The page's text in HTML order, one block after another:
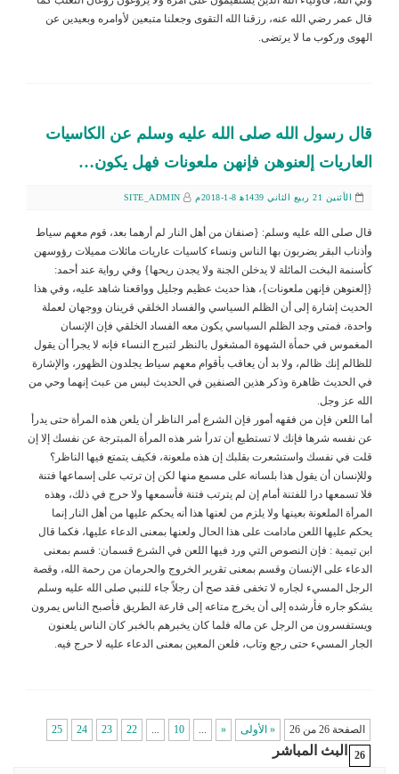
قال عمر رضي الله عنه، رزقنا الله التقوى وجعلنا متبعين لأوامره وبعيدين عن
الهوى وركوب ما لا يرتضى.
قال رسول الله صلى الله عليه وسلم عن الكاسيات
العاريات إلعنوهن فإنهن ملعونات فهل يكون…
الأثنين 21 ربيع الثاني 1439ﻫ 8-1-2018م SITE_ADMIN
قال صلى الله عليه وسلم: {صنفان من أهل النار لم أرهما بعد، قوم معهم سياط
وأذناب البقر يضربون بها الناس ونساء كاسيات عاريات مائلات مميلات رؤوسهن
كأسنمة البخت المائلة لا يدخلن الجنة ولا يجدن ريحها} وفي رواية عند أحمد:
{إلعنوهن فإنهن ملعونات}، هذا حديث عظيم وجليل وواقعنا شاهد عليه، وفي هذا
الحديث إشارة إلى أن الظلم السياسي والفساد الخلقي قرينان ووجهان لعملة
واحدة، فمتى وجد الظلم السياسي يكون معه الفساد الخلقي فإن الإنسان
المغموس في حمأة الشهوة المشغول بالنظر لتبرج النساء فإنه لا يجرأ أن يقول
للظالم إنك ظالم، ولا بد أن يعاقب بأقوام معهم سياط يجلدون الظهور، والإشارة
في الحديث ظاهرة وذكر هذين الصنفين في الحديث ليس من عبث إنهما وحي من
الله عز وجل.
أما اللعن فإن من فقهه أمور فإن الشرع أمر الناظر أن يلعن هذه المرأة حتى يدرأ
عن نفسه شرها فإنك لا تستطيع أن تدرأ شر هذه المرأة المبترجة عن نفسك إلا إن
قلت في نفسك واستشعرت بقلبك إن هذه ملعونة، فكيف يتمتع فيها الناظر؟
وللإنسان أن يقول هذا بلسانه على مسمع منها لكن إن ترتب على إسماعها فتنة
فلا تسمعها درا للفتنة أمام إن لم يترتب فتنة فأسمعها ولا حرج في ذلك، وهذه
المرأة الملعونة بعينها ولا يلزم من لعنها هذا أنه يحكم عليها من أهل النار إنما
يحكم عليها اللعن مادامت على هذا الحال ولعنها بمعنى الدعاء عليها، فكما قال
ابن تيمية : فإن النصوص التي ورد فيها اللعن في الشرع قسمان: قسم بمعنى
الدعاء على الإنسان وقسم بمعنى تقرير الخروج والحرمان من رحمة الله، وقصة
الرجل المسيء لجاره لا تخفى فقد صح أن رجلاً جاء للنبي صلى الله عليه وسلم
يشكو جاره فأرشده إلى أن يخرج متاعه إلى قارعة الطريق فأصبح الناس يمرون
ويستفسرون من الرجل عن ماله فلما كان يخبرهم بالخبر كان الناس يلعنون
الجار المسيء حتى رجع وتاب، فلعن المعين بمعنى الدعاء عليه لا حرج فيه.
الصفحة 26 من 26 « الأولى «
10
22
23
24
25
26 البث المباشر